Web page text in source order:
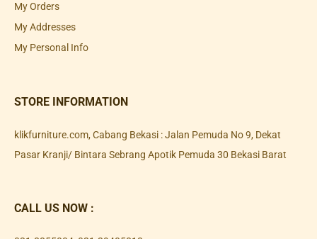
My Orders
My Addresses
My Personal Info
STORE INFORMATION
klikfurniture.com, Cabang Bekasi : Jalan Pemuda No 9, Dekat
Pasar Kranji/ Bintara Sebrang Apotik Pemuda 30 Bekasi Barat
CALL US NOW :